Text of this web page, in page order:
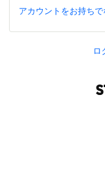
アカウントをお持ち
ロ